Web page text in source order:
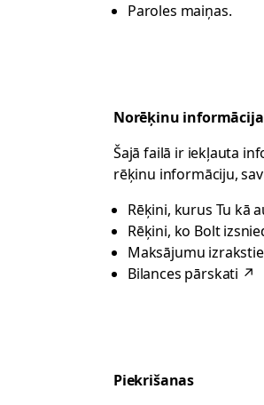
Paroles maiņas.
Norēķinu informācija
Šajā failā ir iekļauta
rēķinu informāciju,
Rēķini, kurus Tu kā
Rēķini, ko Bolt
Maksājumu
Bilances pārskati ↗
Piekrišanas